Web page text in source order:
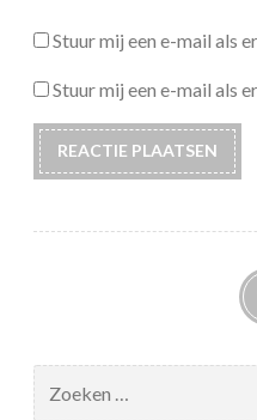
Stuur mij een e-mail als
Stuur mij een e-mail als
naar: